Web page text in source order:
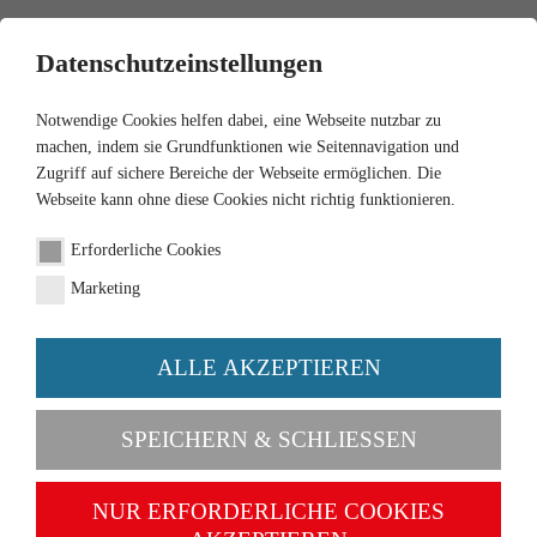
1:32
IHC 1455 XL
Datenschutzeinstellungen
Notwendige Cookies helfen dabei, eine Webseite nutzbar zu
machen, indem sie Grundfunktionen wie Seitennavigation und
Zugriff auf sichere Bereiche der Webseite ermöglichen. Die
Webseite kann ohne diese Cookies nicht richtig funktionieren.
Erforderliche Cookies
Marketing
ALLE AKZEPTIEREN
SPEICHERN & SCHLIESSEN
NUR ERFORDERLICHE COOKIES